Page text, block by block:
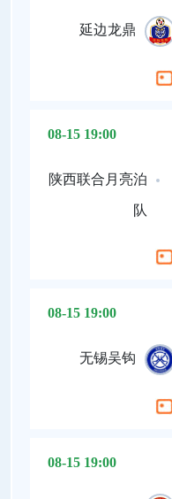
延边龙鼎
08-15 19:00
陕西联合月亮泊
队
08-15 19:00
无锡吴钩
08-15 19:00